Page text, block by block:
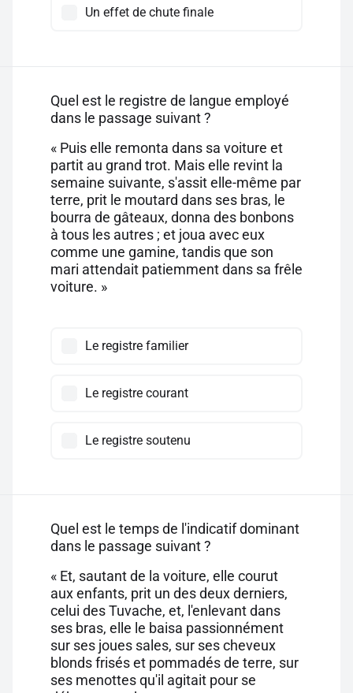
Un effet de chute finale
Quel est le registre de langue employé
dans le passage suivant ?
« Puis elle remonta dans sa voiture et
partit au grand trot. Mais elle revint la
semaine suivante, s'assit elle-même par
terre, prit le moutard dans ses bras, le
bourra de gâteaux, donna des bonbons
à tous les autres ; et joua avec eux
comme une gamine, tandis que son
mari attendait patiemment dans sa frêle
voiture. »
Le registre familier
Le registre courant
Le registre soutenu
Quel est le temps de l'indicatif dominant
dans le passage suivant ?
« Et, sautant de la voiture, elle courut
aux enfants, prit un des deux derniers,
celui des Tuvache, et, l'enlevant dans
ses bras, elle le baisa passionnément
sur ses joues sales, sur ses cheveux
blonds frisés et pommadés de terre, sur
ses menottes qu'il agitait pour se